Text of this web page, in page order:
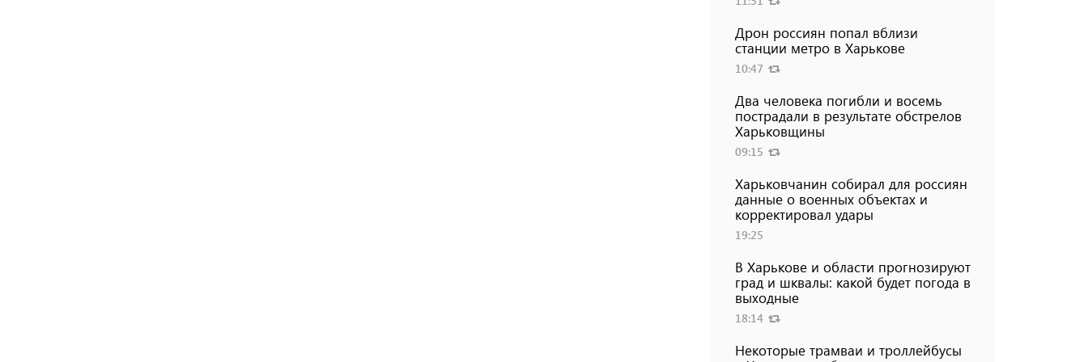
Дрон россиян попал вблизи
станции метро в Харькове
10:47
Два человека погибли и восемь
пострадали в результате обстрелов
Харьковщины
09:15
Харьковчанин собирал для россиян
данные о военных объектах и ​​
корректировал удары
19:25
В Харькове и области прогнозируют
град и шквалы: какой будет погода в
выходные
18:14
Некоторые трамваи и троллейбусы